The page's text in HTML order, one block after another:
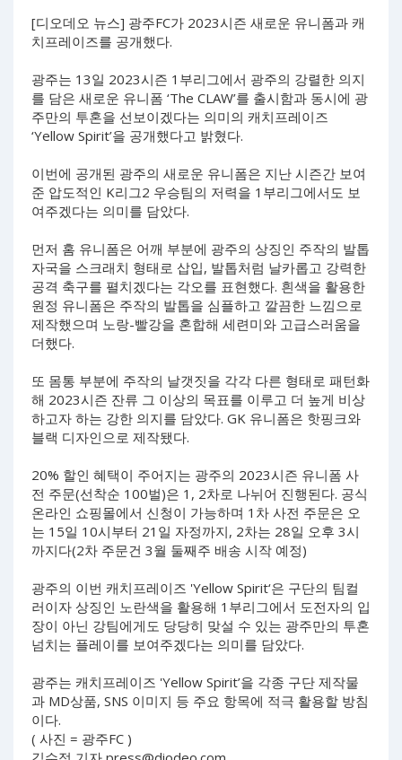
[디오데오 뉴스] 광주FC가 2023시즌 새로운 유니폼과 캐
치프레이즈를 공개했다.
광주는 13일 2023시즌 1부리그에서 광주의 강렬한 의지
를 담은 새로운 유니폼 ‘The CLAW’를 출시함과 동시에 광
주만의 투혼을 선보이겠다는 의미의 캐치프레이즈
‘Yellow Spirit’을 공개했다고 밝혔다.
이번에 공개된 광주의 새로운 유니폼은 지난 시즌간 보여
준 압도적인 K리그2 우승팀의 저력을 1부리그에서도 보
여주겠다는 의미를 담았다.
먼저 홈 유니폼은 어깨 부분에 광주의 상징인 주작의 발톱
자국을 스크래치 형태로 삽입, 발톱처럼 날카롭고 강력한
공격 축구를 펼치겠다는 각오를 표현했다. 흰색을 활용한
원정 유니폼은 주작의 발톱을 심플하고 깔끔한 느낌으로
제작했으며 노랑-빨강을 혼합해 세련미와 고급스러움을
더했다.
또 몸통 부분에 주작의 날갯짓을 각각 다른 형태로 패턴화
해 2023시즌 잔류 그 이상의 목표를 이루고 더 높게 비상
하고자 하는 강한 의지를 담았다. GK 유니폼은 핫핑크와
블랙 디자인으로 제작됐다.
20% 할인 혜택이 주어지는 광주의 2023시즌 유니폼 사
전 주문(선착순 100벌)은 1, 2차로 나뉘어 진행된다. 공식
온라인 쇼핑몰에서 신청이 가능하며 1차 사전 주문은 오
는 15일 10시부터 21일 자정까지, 2차는 28일 오후 3시
까지다(2차 주문건 3월 둘째주 배송 시작 예정)
광주의 이번 캐치프레이즈 'Yellow Spirit‘은 구단의 팀컬
러이자 상징인 노란색을 활용해 1부리그에서 도전자의 입
장이 아닌 강팀에게도 당당히 맞설 수 있는 광주만의 투혼
넘치는 플레이를 보여주겠다는 의미를 담았다.
광주는 캐치프레이즈 'Yellow Spirit’을 각종 구단 제작물
과 MD상품, SNS 이미지 등 주요 항목에 적극 활용할 방침
이다.
( 사진 = 광주FC )